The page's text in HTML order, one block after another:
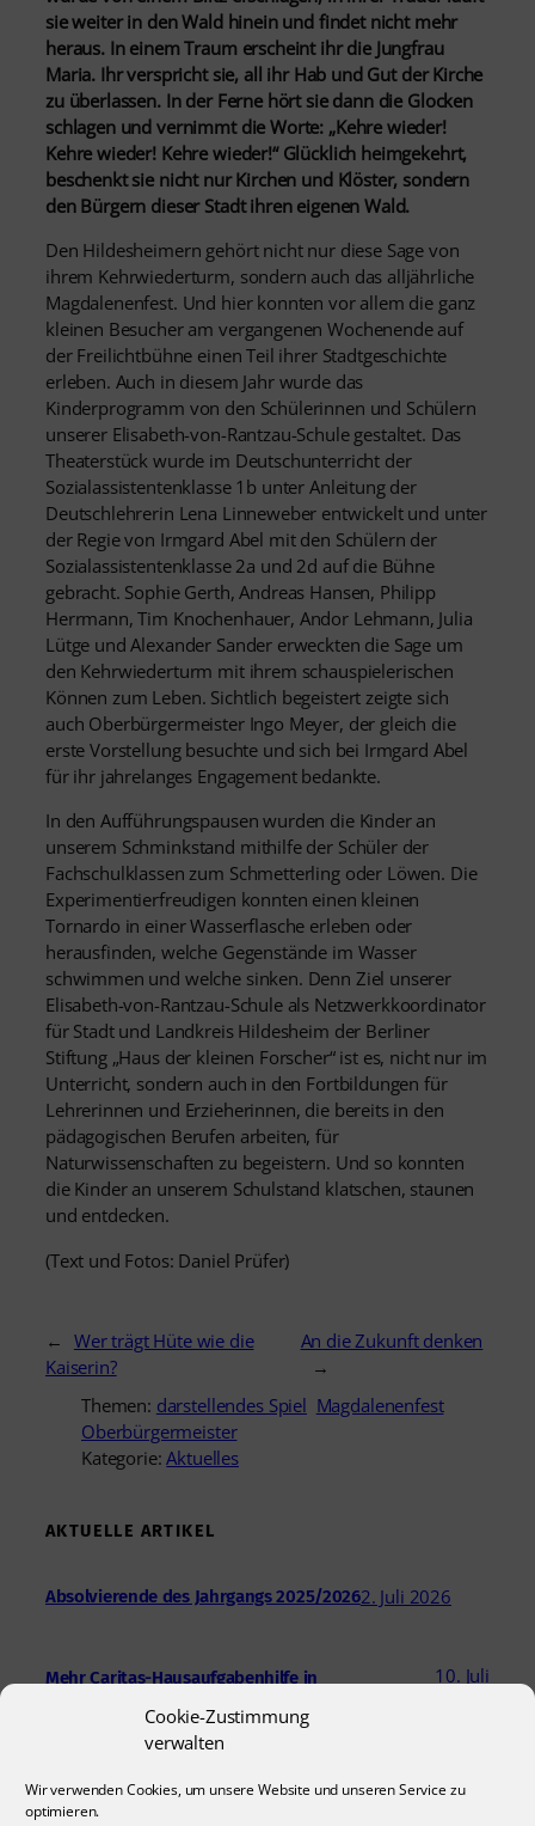
Cookie-Zustimmung
verwalten
Wir verwenden Cookies, um unsere Website und unseren Service zu
optimieren.
sie weiter in den Wald hinein und findet nicht mehr
heraus. In einem Traum erscheint ihr die Jungfrau
Maria. Ihr verspricht sie, all ihr Hab und Gut der Kirche
zu überlassen. In der Ferne hört sie dann die Glocken
schlagen und vernimmt die Worte: „Kehre wieder!
Kehre wieder! Kehre wieder!“ Glücklich heimgekehrt,
beschenkt sie nicht nur Kirchen und Klöster, sondern
den Bürgern dieser Stadt ihren eigenen Wald.
Den Hildesheimern gehört nicht nur diese Sage von
ihrem Kehrwiederturm, sondern auch das alljährliche
Magdalenenfest. Und hier konnten vor allem die ganz
kleinen Besucher am vergangenen Wochenende auf
der Freilichtbühne einen Teil ihrer Stadtgeschichte
erleben. Auch in diesem Jahr wurde das
Kinderprogramm von den Schülerinnen und Schülern
unserer Elisabeth-von-Rantzau-Schule gestaltet. Das
Theaterstück wurde im Deutschunterricht der
Sozialassistentenklasse 1b unter Anleitung der
Deutschlehrerin Lena Linneweber entwickelt und unter
der Regie von Irmgard Abel mit den Schülern der
Sozialassistentenklasse 2a und 2d auf die Bühne
gebracht. Sophie Gerth, Andreas Hansen, Philipp
Herrmann, Tim Knochenhauer, Andor Lehmann, Julia
Lütge und Alexander Sander erweckten die Sage um
den Kehrwiederturm mit ihrem schauspielerischen
Können zum Leben. Sichtlich begeistert zeigte sich
auch Oberbürgermeister Ingo Meyer, der gleich die
erste Vorstellung besuchte und sich bei Irmgard Abel
für ihr jahrelanges Engagement bedankte.
In den Aufführungspausen wurden die Kinder an
unserem Schminkstand mithilfe der Schüler der
Fachschulklassen zum Schmetterling oder Löwen. Die
Experimentierfreudigen konnten einen kleinen
Tornardo in einer Wasserflasche erleben oder
herausfinden, welche Gegenstände im Wasser
schwimmen und welche sinken. Denn Ziel unserer
Elisabeth-von-Rantzau-Schule als Netzwerkkoordinator
für Stadt und Landkreis Hildesheim der Berliner
Stiftung „Haus der kleinen Forscher“ ist es, nicht nur im
Unterricht, sondern auch in den Fortbildungen für
Lehrerinnen und Erzieherinnen, die bereits in den
pädagogischen Berufen arbeiten, für
Naturwissenschaften zu begeistern. Und so konnten
die Kinder an unserem Schulstand klatschen, staunen
und entdecken.
(Text und Fotos: Daniel Prüfer)
← Wer trägt Hüte wie die
Kaiserin?
An die Zukunft denken
→
Themen: darstellendes Spiel Magdalenenfest
Oberbürgermeister
Kategorie:Aktuelles
AKTUELLE ARTIKEL
Absolvierende des Jahrgangs 2025/20262. Juli 2026
Mehr Caritas-Hausaufgabenhilfe in
10. Juli
Engagement für Kinder und das Quartier 24. Juni 2026